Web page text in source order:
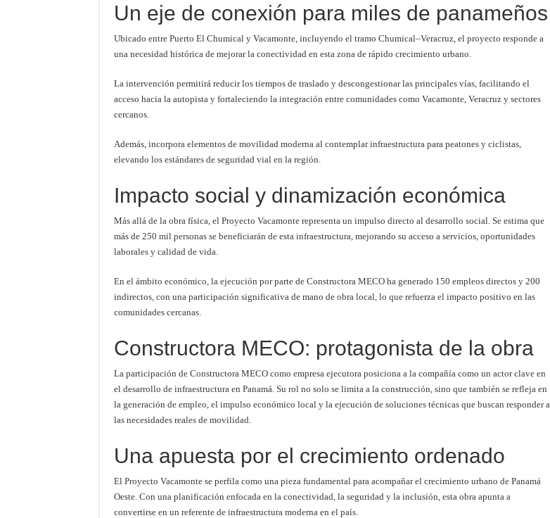
Un eje de conexión para miles de panameños
Ubicado entre Puerto El Chumical y Vacamonte, incluyendo el tramo Chumical–Veracruz, el proyecto responde a
una necesidad histórica de mejorar la conectividad en esta zona de rápido crecimiento urbano.
La intervención permitirá reducir los tiempos de traslado y descongestionar las principales vías, facilitando el
acceso hacia la autopista y fortaleciendo la integración entre comunidades como Vacamonte, Veracruz y sectores
cercanos.
Además, incorpora elementos de movilidad moderna al contemplar infraestructura para peatones y ciclistas,
elevando los estándares de seguridad vial en la región.
Impacto social y dinamización económica
Más allá de la obra física, el Proyecto Vacamonte representa un impulso directo al desarrollo social. Se estima que
más de 250 mil personas se beneficiarán de esta infraestructura, mejorando su acceso a servicios, oportunidades
laborales y calidad de vida.
En el ámbito económico, la ejecución por parte de Constructora MECO ha generado 150 empleos directos y 200
indirectos, con una participación significativa de mano de obra local, lo que refuerza el impacto positivo en las
comunidades cercanas.
Constructora MECO: protagonista de la obra
La participación de Constructora MECO como empresa ejecutora posiciona a la compañía como un actor clave en
el desarrollo de infraestructura en Panamá. Su rol no solo se limita a la construcción, sino que también se refleja en
la generación de empleo, el impulso económico local y la ejecución de soluciones técnicas que buscan responder a
las necesidades reales de movilidad.
Una apuesta por el crecimiento ordenado
El Proyecto Vacamonte se perfila como una pieza fundamental para acompañar el crecimiento urbano de Panamá
Oeste. Con una planificación enfocada en la conectividad, la seguridad y la inclusión, esta obra apunta a
convertirse en un referente de infraestructura moderna en el país.